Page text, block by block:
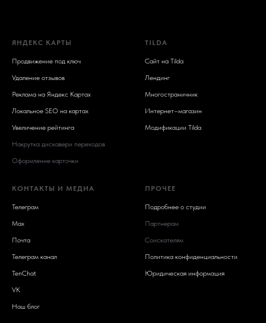
ЯНДЕКС КАРТЫ
Продвижение под ключ
Удаление отзывов
Реклама на Яндекс Картах
Локальное SEO на картах
Увеличение рейтинга
Накрутка дискавери переходов
Оформление карточки
TILDA
Сайт на Tilda
Лендинг
Многостраничник
Интернет–магазин
Модификации Tilda
КОНТАКТЫ И МЕДИА
Телеграм
Max
Почта
Телеграм канал
TenChat
VK
Наш блог
ПРОЧЕЕ
Подробнее о студии
Партнерам
Соискателям
Политика конфиденциальности
Юридическая информация